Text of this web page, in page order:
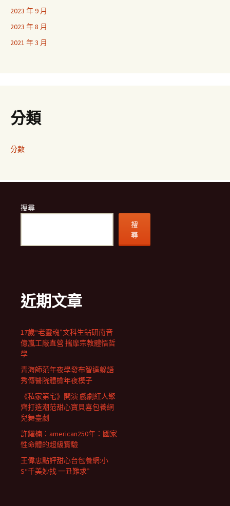
2023 年 9 月
2023 年 8 月
2021 年 3 月
分類
分數
搜尋
搜
尋
近期文章
17歲“老靈魂”文科生鉆研南音
億嵐工廠直營 揣摩宗教體悟哲
學
青海師范年夜學發布智達躲語
秀傳醫院體檢年夜模子
《私家第宅》開演 戲劇紅人聚
齊打造潮范甜心寶貝喜包養網
兒舞臺劇
許耀楠：american250年：國家
性命體的超級實驗
王偉忠點評甜心台包養網:小
S“千美妙找 一丑難求”